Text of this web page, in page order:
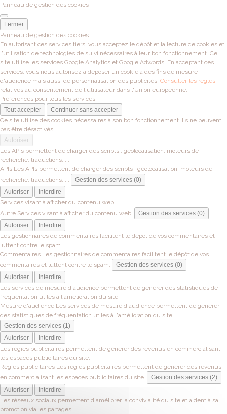
Panneau de gestion des cookies
Fermer
Panneau de gestion des cookies
En autorisant ces services tiers, vous acceptez le dépôt et la lecture de cookies et
l'utilisation de technologies de suivi nécessaires à leur bon fonctionnement. Ce
site utilise les services Google Analytics et Google Adwords. En acceptant ces
services, vous nous autorisez à déposer un cookie à des fins de mesure
d'audience mais aussi de personnalisation des publicités. Consulter les règles
relatives au consentement de l'utilisateur dans l'Union européenne.
Préférences pour tous les services
Tout accepter
Continuer sans accepter
Ce site utilise des cookies nécessaires à son bon fonctionnement. Ils ne peuvent
pas être désactivés.
Autoriser
Les APIs permettent de charger des scripts : géolocalisation, moteurs de
recherche, traductions, ...
APIs Les APIs permettent de charger des scripts : géolocalisation, moteurs de
recherche, traductions, ...
Gestion des services (0)
Autoriser
Interdire
Services visant à afficher du contenu web.
Autre Services visant à afficher du contenu web.
Gestion des services (0)
Autoriser
Interdire
Les gestionnaires de commentaires facilitent le dépôt de vos commentaires et
luttent contre le spam.
Commentaires Les gestionnaires de commentaires facilitent le dépôt de vos
commentaires et luttent contre le spam.
Gestion des services (0)
Autoriser
Interdire
Les services de mesure d'audience permettent de générer des statistiques de
fréquentation utiles à l'amélioration du site.
Mesure d'audience Les services de mesure d'audience permettent de générer
des statistiques de fréquentation utiles à l'amélioration du site.
Gestion des services (1)
Autoriser
Interdire
Les régies publicitaires permettent de générer des revenus en commercialisant
les espaces publicitaires du site.
Régies publicitaires Les régies publicitaires permettent de générer des revenus
en commercialisant les espaces publicitaires du site.
Gestion des services (2)
Autoriser
Interdire
Les réseaux sociaux permettent d'améliorer la convivialité du site et aident à sa
promotion via les partages.